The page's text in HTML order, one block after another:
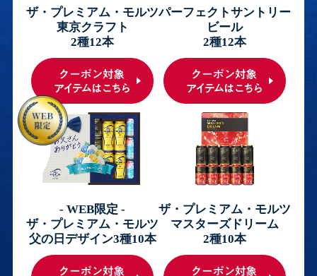
ザ・プレミアム・モルツ
東京クラフト
2種12本
パーフェクトサントリー
ビール
2種12本
- WEB限定 -
ザ・プレミアム・モルツ
父の日デザイン3種10本
ザ・プレミアム・モルツ
マスターズドリーム
2種10本